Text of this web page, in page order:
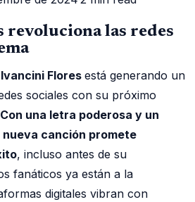
las redes
Ivancini Flores está generando un
sociales con su próximo
Con una letra poderosa y un
canción promete
, incluso antes de su
fanáticos ya están a la
digitales vibran con